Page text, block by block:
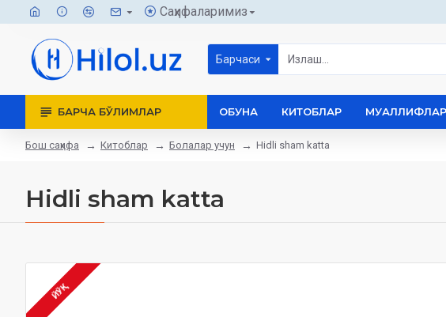
Саҳифаларимиз
Барчаси
БАРЧА БЎЛИМЛАР ОБУНА КИТОБЛАР МУАЛЛИФЛАР
Бош саҳифа Китоблар Болалар учун Hidli sham katta
Hidli sham katta
ЙЎҚ